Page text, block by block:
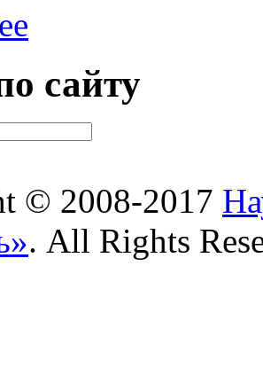
сайту
© 2008-2017
. All Rights